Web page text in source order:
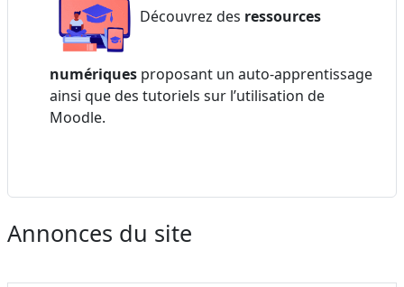
Découvrez des ressources
numériques proposant un auto-apprentissage
ainsi que des tutoriels sur l’utilisation de
Moodle.
Annonces du site